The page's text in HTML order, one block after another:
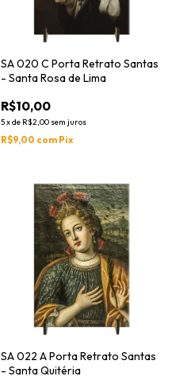
SA 020 C Porta Retrato Santas
- Santa Rosa de Lima
R$10,00
5xde R$2,00 sem juros
R$9,00 com Pix
SA 022 A Porta Retrato Santas
- Santa Quitéria